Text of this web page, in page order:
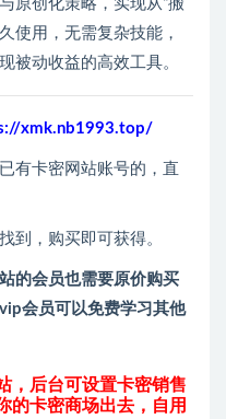
原创化策略，实现从“搬
使用，无需复杂技能，
被动收益的高效工具。
xmk.nb1993.top/
有卡密网站账号的，直
到，购买即可获得。
的会员也需要原价购买
会员可以免费学习其他
，后台可设置卡密销售
的卡密商场出去，自用